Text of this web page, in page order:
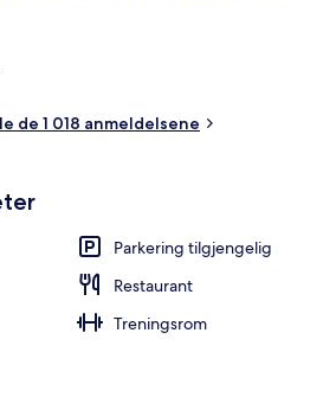
den vennlige betjeningen.
de 1 018 anmeldelsene
Parkering tilgjengelig
Restaurant
Treningsrom